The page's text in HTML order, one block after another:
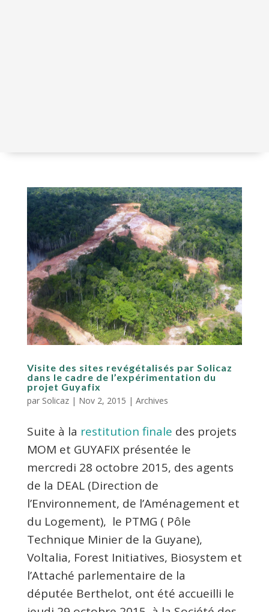
Visite des sites revégétalisés par Solicaz
dans le cadre de l’expérimentation du
projet Guyafix
par Solicaz| Nov 2, 2015 | Archives
Suite à la restitution finale des projets
MOM et GUYAFIX présentée le
mercredi 28 octobre 2015, des agents
de la DEAL (Direction de
l’Environnement, de l’Aménagement et
du Logement), le PTMG ( Pôle
Technique Minier de la Guyane),
Voltalia, Forest Initiatives, Biosystem et
l’Attaché parlementaire de la
députée Berthelot, ont été accueilli le